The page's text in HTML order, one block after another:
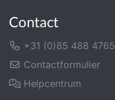
Contact
+31 (0)85 488 4765
Contactformulier
Helpcentrum